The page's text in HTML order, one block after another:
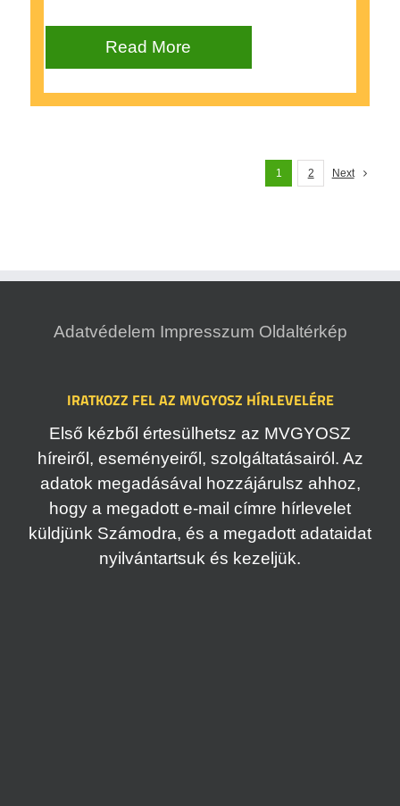
Read More
1 2 Next
Adatvédelem Impresszum Oldaltérkép
IRATKOZZ FEL AZ MVGYOSZ HÍRLEVELÉRE
Első kézből értesülhetsz az MVGYOSZ
híreiről, eseményeiről, szolgáltatásairól. Az
adatok megadásával hozzájárulsz ahhoz,
hogy a megadott e-mail címre hírlevelet
küldjünk Számodra, és a megadott adataidat
nyilvántartsuk és kezeljük.